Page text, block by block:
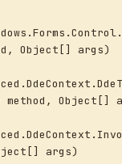
Object[] args)
method, Object[]
args)